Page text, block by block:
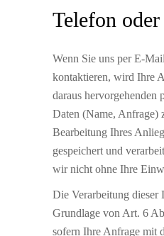
Telefon
Wenn Sie uns per E-
kontaktieren, wird Ihre
daraus hervorgehenden
Daten (Name, Anfrage)
Bearbeitung Ihres
gespeichert und
wir nicht ohne Ihre
Die Verarbeitung dieser
Grundlage von Art. 6
sofern Ihre Anfrage mit